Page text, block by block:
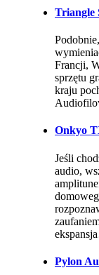
Triangle
Francji,
sprzętu
kraju
Onkyo
Jeśli
audio,
Pylon